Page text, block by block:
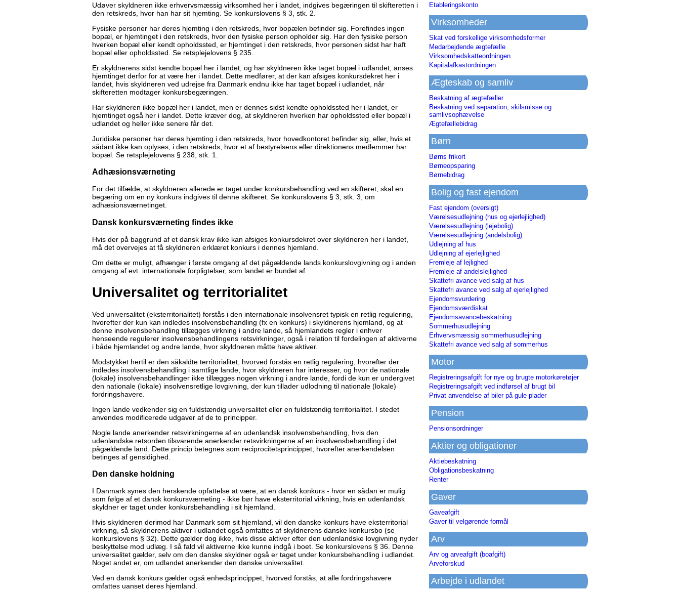
Udøver skyldneren ikke erhvervsmæssig virksomhed her i landet, indgives begæringen til skifteretten i
den retskreds, hvor han har sit hjemting. Se konkurslovens § 3, stk. 2.
Fysiske personer har deres hjemting i den retskreds, hvor bopælen befinder sig. Forefindes ingen
bopæl, er hjemtinget i den retskreds, hvor den fysiske person opholder sig. Har den fysiske person
hverken bopæl eller kendt opholdssted, er hjemtinget i den retskreds, hvor personen sidst har haft
bopæl eller opholdssted. Se retsplejelovens § 235.
Er skyldnerens sidst kendte bopæl her i landet, og har skyldneren ikke taget bopæl i udlandet, anses
hjemtinget derfor for at være her i landet. Dette medfører, at der kan afsiges konkursdekret her i
landet, hvis skyldneren ved udrejse fra Danmark endnu ikke har taget bopæl i udlandet, når
skifteretten modtager konkursbegæringen.
Har skyldneren ikke bopæl her i landet, men er dennes sidst kendte opholdssted her i landet, er
hjemtinget også her i landet. Dette kræver dog, at skyldneren hverken har opholdssted eller bopæl i
udlandet og heller ikke senere får det.
Juridiske personer har deres hjemting i den retskreds, hvor hovedkontoret befinder sig, eller, hvis et
sådant ikke kan oplyses, i den retskreds, hvor et af bestyrelsens eller direktionens medlemmer har
bopæl. Se retsplejelovens § 238, stk. 1.
Adhæsionsværneting
For det tilfælde, at skyldneren allerede er taget under konkursbehandling ved en skifteret, skal en
begæring om en ny konkurs indgives til denne skifteret. Se konkurslovens § 3, stk. 3, om
adhæsionsværnetinget.
Dansk konkursværneting findes ikke
Hvis der på baggrund af et dansk krav ikke kan afsiges konkursdekret over skyldneren her i landet,
må det overvejes at få skyldneren erklæret konkurs i dennes hjemland.
Om dette er muligt, afhænger i første omgang af det pågældende lands konkurslovgivning og i anden
omgang af evt. internationale forpligtelser, som landet er bundet af.
Universalitet og territorialitet
Ved universalitet (eksterritorialitet) forstås i den internationale insolvensret typisk en retlig regulering,
hvorefter der kun kan indledes insolvensbehandling (fx en konkurs) i skyldnerens hjemland, og at
denne insolvensbehandling tillægges virkning i andre lande, så hjemlandets regler i enhver
henseende regulerer insolvensbehandlingens retsvirkninger, også i relation til fordelingen af aktiverne
i både hjemlandet og andre lande, hvor skyldneren måtte have aktiver.
Modstykket hertil er den såkaldte territorialitet, hvorved forstås en retlig regulering, hvorefter der
indledes insolvensbehandling i samtlige lande, hvor skyldneren har interesser, og hvor de nationale
(lokale) insolvensbehandlinger ikke tillægges nogen virkning i andre lande, fordi de kun er undergivet
den nationale (lokale) insolvensretlige lovgivning, der kun tillader udlodning til nationale (lokale)
fordringshavere.
Ingen lande vedkender sig en fuldstændig universalitet eller en fuldstændig territorialitet. I stedet
anvendes modificerede udgaver af de to principper.
Nogle lande anerkender retsvirkningerne af en udenlandsk insolvensbehandling, hvis den
udenlandske retsorden tilsvarende anerkender retsvirkningerne af en insolvensbehandling i det
pågældende land. Dette princip betegnes som reciprocitetsprincippet, hvorefter anerkendelsen
betinges af gensidighed.
Den danske holdning
I Danmark synes den herskende opfattelse at være, at en dansk konkurs - hvor en sådan er mulig
som følge af et dansk konkursværneting - ikke bør have eksterritorial virkning, hvis en udenlandsk
skyldner er taget under konkursbehandling i sit hjemland.
Hvis skyldneren derimod har Danmark som sit hjemland, vil den danske konkurs have eksterritorial
virkning, så skyldnerens aktiver i udlandet også omfattes af skyldnerens danske konkursbo (se
konkurslovens § 32). Dette gælder dog ikke, hvis disse aktiver efter den udenlandske lovgivning nyder
beskyttelse mod udlæg. I så fald vil aktiverne ikke kunne indgå i boet. Se konkurslovens § 36. Denne
universalitet gælder, selv om den danske skyldner også er taget under konkursbehandling i udlandet.
Noget andet er, om udlandet anerkender den danske universalitet.
Ved en dansk konkurs gælder også enhedsprincippet, hvorved forstås, at alle fordringshavere
omfattes uanset deres hjemland.
Etableringskonto
Virksomheder
Skat ved forskellige virksomhedsformer
Medarbejdende ægtefælle
Virksomhedskatteordningen
Kapitalafkastordningen
Ægteskab og samliv
Beskatning af ægtefæller
Beskatning ved separation, skilsmisse og
samlivsophævelse
Ægtefællebidrag
Børn
Børns frikort
Børneopsparing
Børnebidrag
Bolig og fast ejendom
Fast ejendom (oversigt)
Værelsesudlejning (hus og ejerlejlighed)
Værelsesudlejning (lejebolig)
Værelsesudlejning (andelsbolig)
Udlejning af hus
Udlejning af ejerlejlighed
Fremleje af lejlighed
Fremleje af andelslejlighed
Skattefri avance ved salg af hus
Skattefri avance ved salg af ejerlejlighed
Ejendomsvurdering
Ejendomsværdiskat
Ejendomsavancebeskatning
Sommerhusudlejning
Erhvervsmæssig sommerhusudlejning
Skattefri avance ved salg af sommerhus
Motor
Registreringsafgift for nye og brugte motorkøretøjer
Registreringsafgift ved indførsel af brugt bil
Privat anvendelse af biler på gule plader
Pension
Pensionsordninger
Aktier og obligationer
Aktiebeskatning
Obligationsbeskatning
Renter
Gaver
Gaveafgift
Gaver til velgørende formål
Arv
Arv og arveafgift (boafgift)
Arveforskud
Arbejde i udlandet